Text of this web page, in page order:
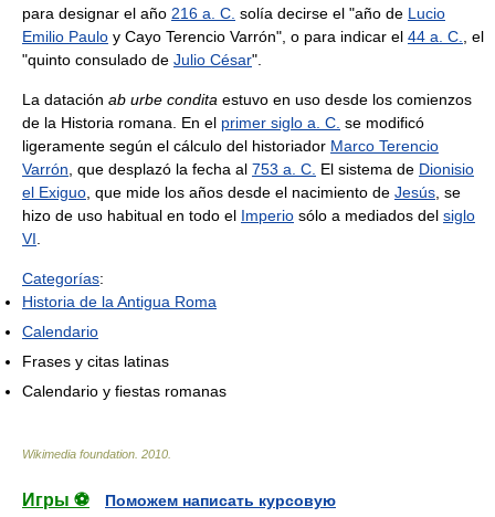
para designar el año 216 a. C. solía decirse el "año de Lucio
Emilio Paulo y Cayo Terencio Varrón", o para indicar el 44 a. C.
, el
"quinto consulado de Julio César".
La datación ab urbe condita estuvo en uso desde los comienzos
de la Historia romana. En el primer siglo a. C. se modificó
ligeramente según el cálculo del historiador Marco Terencio
Varrón , que desplazó la fecha al 753 a. C. El sistema de Dionisio
el Exiguo , que mide los años desde el nacimiento de Jesús , se
hizo de uso habitual en todo el Imperio sólo a mediados del siglo
VI
Categorías:
Historia de la Antigua Roma
Calendario
Frases y citas latinas
Calendario y fiestas romanas
Wikimedia foundation 2010
Игры ⚽ Поможем написать курсовую